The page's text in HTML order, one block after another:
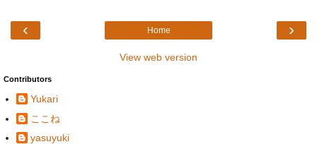
‹ ›
Home
View web version
Contributors
Yukari
ここね
yasuyuki